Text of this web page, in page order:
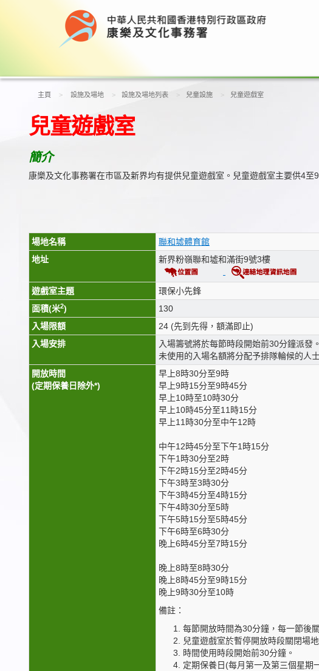
主頁 設施及場地 設施及場地列表 兒童設施 兒童遊戲室
兒童遊戲室
簡介
康樂及文化事務署在市區及新界均有提供兒童遊戲室。兒童遊戲室主要供4
場地名稱
聯和墟體育館
地址
新界粉嶺聯和墟和滿街9號3樓
遊戲室主題
環保小先鋒
面積(米2)
130
入場限額
24 (先到先得，額滿即止)
入場安排
入場籌號將於每節時段開始前30分鐘派
未使用的入場名額將分配予排隊輪候的人士
開放時間
(定期保養日除外*)
早上8時30分至9時
早上9時15分至9時45分
早上10時至10時30分
早上10時45分至11時15分
早上11時30分至中午12時
中午12時45分至下午1時15分
下午1時30分至2時
下午2時15分至2時45分
下午3時至3時30分
下午3時45分至4時15分
下午4時30分至5時
下午5時15分至5時45分
下午6時至6時30分
晚上6時45分至7時15分
晚上8時至8時30分
晚上8時45分至9時15分
晚上9時30分至10時
備註：
每節開放時間為30分鐘，每一節後
兒童遊戲室於暫停開放時段關閉場
時間使用時段開始前30分鐘。
定期保養日(每月第一及第三個星期